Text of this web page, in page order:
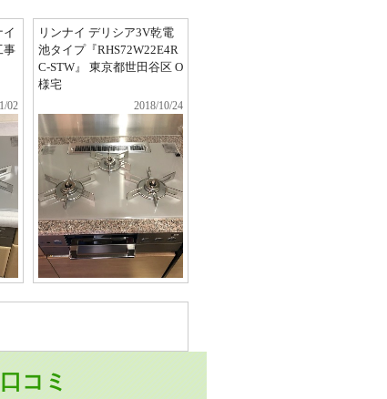
事
02
リンナイ デリシア3V乾電
池タイプ『RHS72W22E4R
C-STW』 東京都世田谷区 O
様宅
2018/10/24
コミ